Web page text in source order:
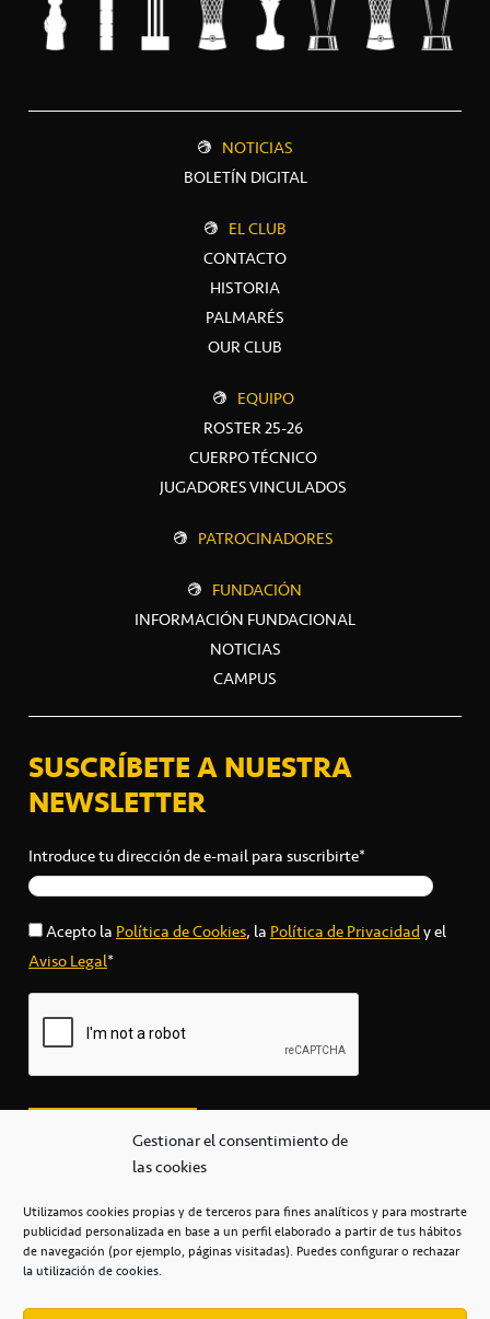
Gestionar el consentimiento de
las cookies
Utilizamos cookies propias y de terceros para fines analíticos y para mostrarte
publicidad personalizada en base a un perfil elaborado a partir de tus hábitos
de navegación (por ejemplo, páginas visitadas). Puedes configurar o rechazar
la utilización de cookies.
NOTICIAS
BOLETÍN DIGITAL
EL CLUB
CONTACTO
HISTORIA
PALMARÉS
OUR CLUB
EQUIPO
ROSTER 25-26
CUERPO TÉCNICO
JUGADORES VINCULADOS
PATROCINADORES
FUNDACIÓN
INFORMACIÓN FUNDACIONAL
NOTICIAS
CAMPUS
SUSCRÍBETE A NUESTRA
NEWSLETTER
Introduce tu dirección de e-mail para suscribirte*
Acepto laPolítica de Cookies, laPolítica de Privacidady el
Aviso Legal*
secretaria@cbcanarias.es
+34 922 253 684